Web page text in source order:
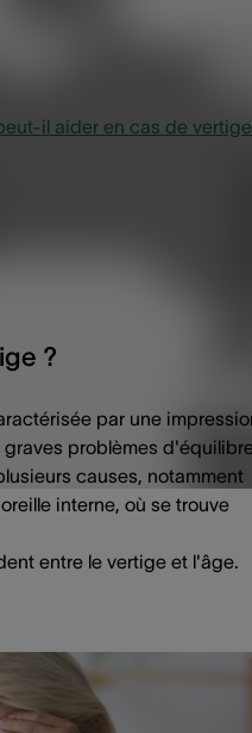
il aider en cas de
?
par une
problèmes
causes, notamment
interne, où se trouve
entre le vertige et l'âge.